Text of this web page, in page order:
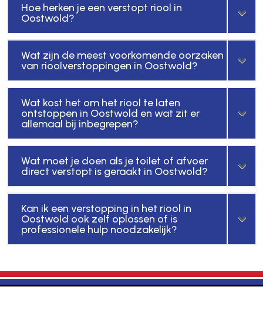
Hoe herken je een verstopt riool in
Oostwold?
Wat zijn de meest voorkomende oorzaken
van rioolverstoppingen in Oostwold?
Wat kost het om het riool te laten
ontstoppen in Oostwold en wat zit er
allemaal bij inbegrepen?
Wat moet je doen als je toilet of afvoer
direct verstopt is geraakt in Oostwold?
Kan ik een verstopping in het riool in
Oostwold ook zelf oplossen of is
professionele hulp noodzakelijk?